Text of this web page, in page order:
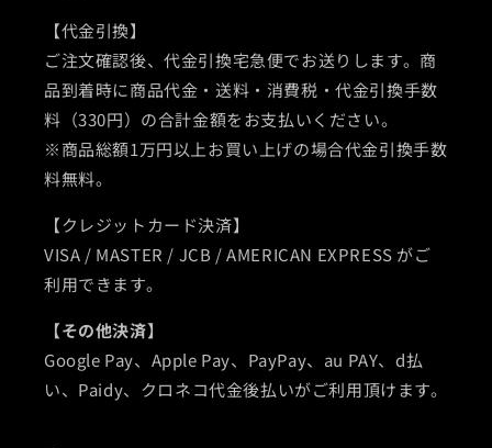
【代金引換】
ご注文確認後、代金引換宅急便でお送りします。商
品到着時に商品代金・送料・消費税・代金引換手数
料（330円）の合計金額をお支払いください。
※商品総額1万円以上お買い上げの場合代金引換手数
料無料。
【クレジットカード決済】
VISA / MASTER / JCB / AMERICAN EXPRESS がご
利用できます。
【その他決済】
Google Pay、Apple Pay、PayPay、au PAY、d払
い、Paidy、クロネコ代金後払いがご利用頂けます。